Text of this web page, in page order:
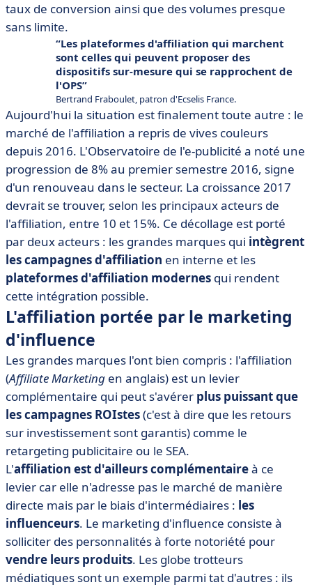
taux de conversion ainsi que des volumes presque
sans limite.
Les plateformes d'affiliation qui marchent
sont celles qui peuvent proposer des
dispositifs sur-mesure qui se rapprochent de
l'OPS
Bertrand Fraboulet, patron d'Ecselis France.
Aujourd'hui la situation est finalement toute autre : le
marché de l'affiliation a repris de vives couleurs
depuis 2016. L'Observatoire de l'e-publicité a noté une
progression de 8% au premier semestre 2016, signe
d'un renouveau dans le secteur. La croissance 2017
devrait se trouver, selon les principaux acteurs de
l'affiliation, entre 10 et 15%. Ce décollage est porté
par deux acteurs : les grandes marques qui intègrent
les campagnes d'affiliation en interne et les
plateformes d'affiliation modernes qui rendent
cette intégration possible.
L'affiliation portée par le marketing
d'influence
Les grandes marques l'ont bien compris : l'affiliation
(Affiliate Marketing en anglais) est un levier
complémentaire qui peut s'avérer plus puissant que
les campagnes ROIstes(c'est à dire que les retours
sur investissement sont garantis) comme le
retargeting publicitaire ou le SEA.
L'affiliation est d'ailleurs complémentaireà ce
levier car elle n'adresse pas le marché de manière
directe mais par le biais d'intermédiaires : les
influenceurs. Le marketing d'influence consiste à
solliciter des personnalités à forte notoriété pour
vendre leurs produits. Les globe trotteurs
médiatiques sont un exemple parmi tat d'autres : ils